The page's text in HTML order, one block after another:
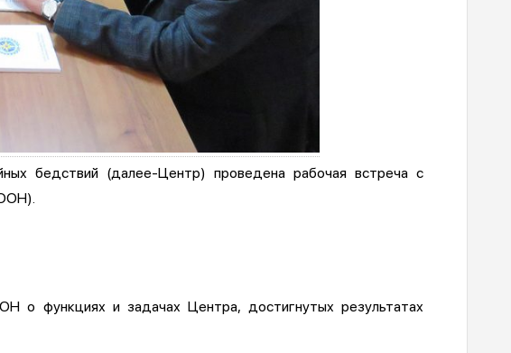
бедствий (далее-Центр) проведена рабочая встреча с
о функциях и задачах Центра, достигнутых результатах